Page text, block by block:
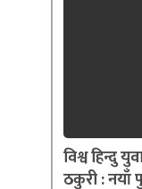
विश्व हिन्दु
ठकुरी : नयाँ